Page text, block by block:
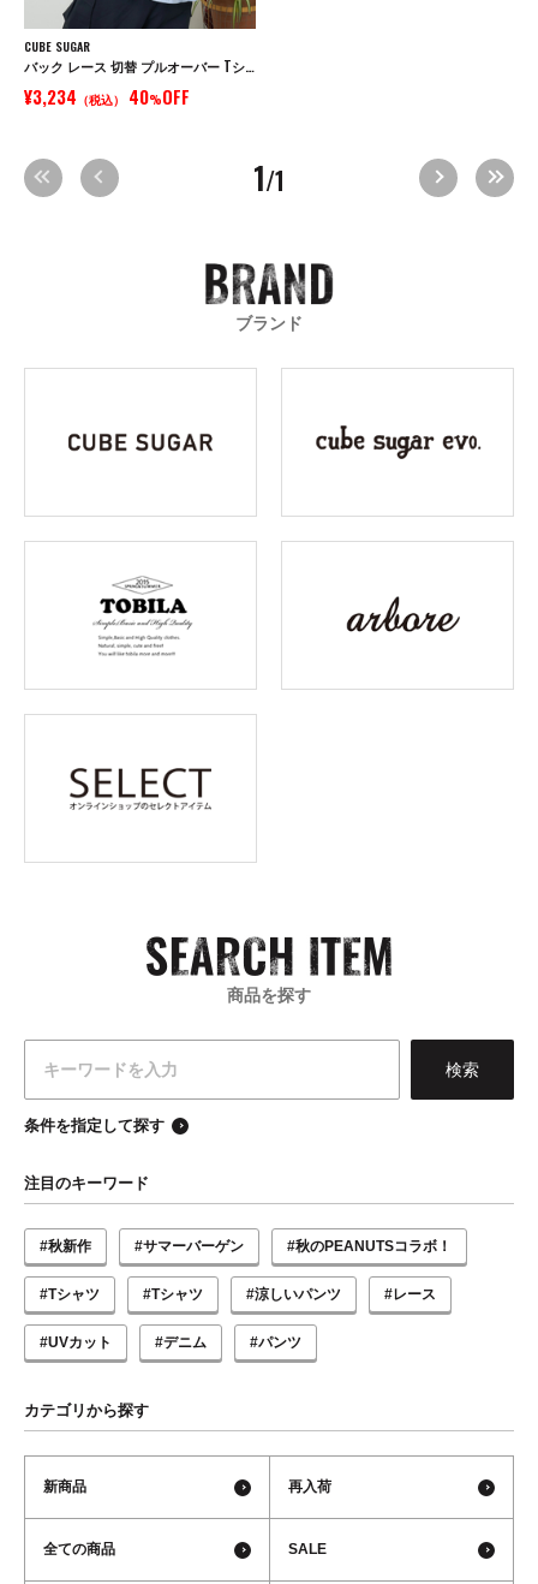
CUBE SUGAR
バック レース 切替 プルオーバー Tシャツ
¥3,234 （税込） 40%OFF
1/1
ブランド
商品を探す
条件を指定して探す
注目のキーワード
#秋新作 #サマーバーゲン #秋のPEANUTSコラボ！
#Tシャツ #Tシャツ #涼しいパンツ #レース
#UVカット #デニム #パンツ
カテゴリから探す
新商品 再入荷
全ての商品 SALE